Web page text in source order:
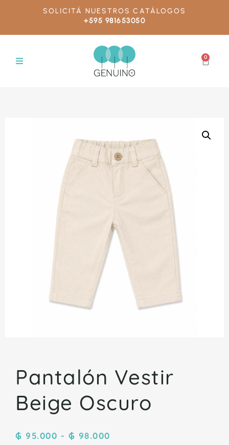
SOLICITÁ NUESTROS CATÁLOGOS
+595 981653050
0
Pantalón Vestir
Beige Oscuro
₲ 95.000 - ₲ 98.000